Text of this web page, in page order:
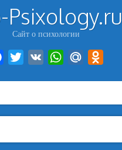
Psixology.ru
Сайт о психологии
Facebook
Twitter VK WhatsAppMail.Ru